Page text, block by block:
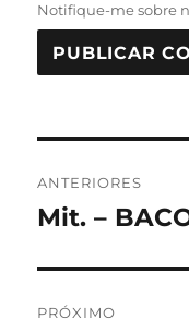
Notifique-me sobre
de
ANTERIORES
Post
Mit. –
PRÓXIMO